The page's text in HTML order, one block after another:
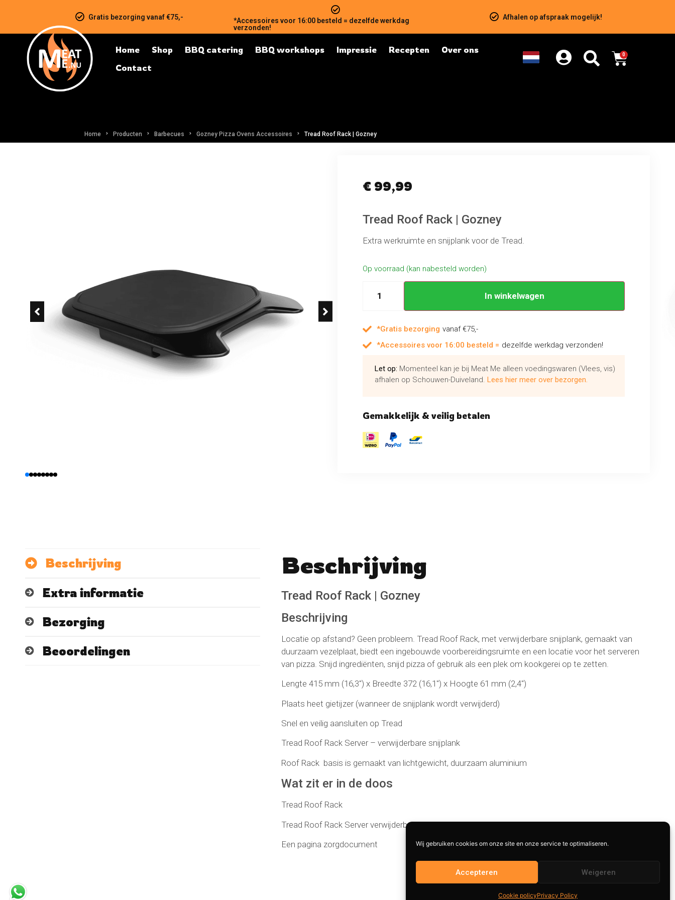
Wij gebruiken cookies om onze site en onze service te optimaliseren.
Accepteren Weigeren
Cookie policyPrivacy Policy
Gratis bezorging vanaf €75,-
*Accessoires voor 16:00 besteld = dezelfde werkdag
verzonden!
Afhalen op afspraak mogelijk!
Home Shop BBQ catering BBQ workshops Impressie Recepten
Over ons
Contact
0
Home Producten Barbecues Gozney Pizza Ovens Accessoires Tread Roof Rack | Gozney
€ 99,99
Tread Roof Rack | Gozney
Extra werkruimte en snijplank voor de Tread.
Op voorraad (kan nabesteld worden)
In winkelwagen
*Gratis bezorging vanaf €75,-
*Accessoires voor 16:00 besteld = dezelfde werkdag verzonden!
Let op: Momenteel kan je bij Meat Me alleen voedingswaren (Vlees, vis)
afhalen op Schouwen-Duiveland. Lees hier meer over bezorgen.
Gemakkelijk & veilig betalen
Beschrijving
Extra informatie
Bezorging
Beoordelingen
Beschrijving
Tread Roof Rack | Gozney
Beschrijving
Locatie op afstand? Geen probleem. Tread Roof Rack, met verwijderbare snijplank, gemaakt van
duurzaam vezelplaat, biedt een ingebouwde voorbereidingsruimte en een locatie voor het serveren
van pizza. Snijd ingrediënten, snijd pizza of gebruik als een plek om kookgerei op te zetten.
Lengte 415 mm (16,3″) x Breedte 372 (16,1″) x Hoogte 61 mm (2,4″)
Plaats heet gietijzer (wanneer de snijplank wordt verwijderd)
Snel en veilig aansluiten op Tread
Tread Roof Rack Server – verwijderbare snijplank
Roof Rack basis is gemaakt van lichtgewicht, duurzaam aluminium
Wat zit er in de doos
Tread Roof Rack
Tread Roof Rack Server verwijderbare snijplank
Een pagina zorgdocument
No reviews found Schrijf een beoordeling